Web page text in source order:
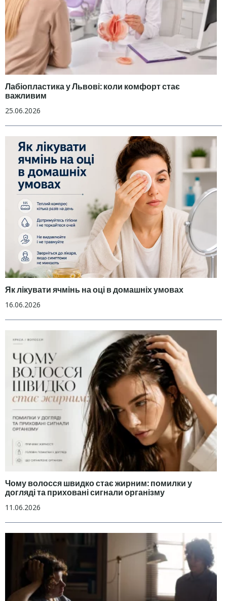
Лабіопластика у Львові: коли комфорт стає
важливим
25.06.2026
Як лікувати ячмінь на оці в домашніх умовах
16.06.2026
Чому волосся швидко стає жирним: помилки у
догляді та приховані сигнали організму
11.06.2026